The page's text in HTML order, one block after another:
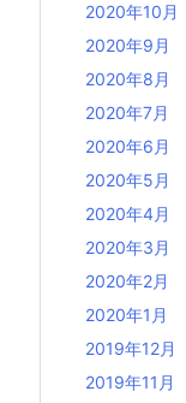
2020年10月
2020年9月
2020年8月
2020年7月
2020年6月
2020年5月
2020年4月
2020年3月
2020年2月
2020年1月
2019年12月
2019年11月